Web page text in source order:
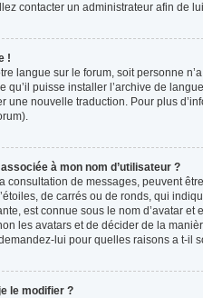
contacter un administrateur afin de
!
langue sur le forum, soit personne
qu’il puisse installer l’archive de
une nouvelle traduction. Pour plus
à mon nom d’utilisateur ?
consultation de messages, peuvent
de carrés ou de ronds, qui
est connue sous le nom d’avatar
les avatars et de décider de la
lui pour quelles raisons a t-il
le modifier ?